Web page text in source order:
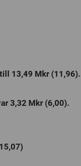
13,49 Mkr (11,96).
3,32 Mkr (6,00).